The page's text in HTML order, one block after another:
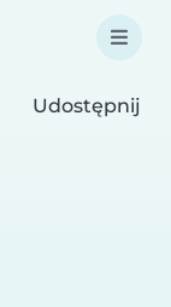
Udostępnij